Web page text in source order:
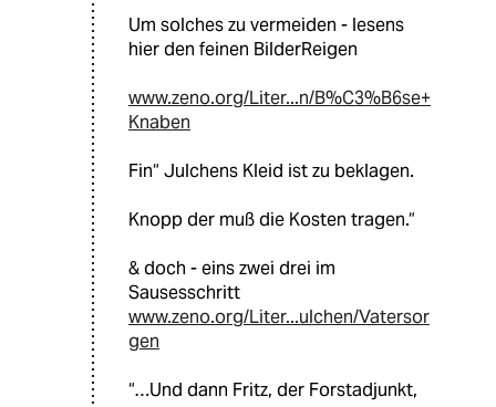
Um solches zu vermeiden - lesens
hier den feinen BilderReigen
www.zeno.org/Liter...n/B%C3%B6se+
Knaben
Fin“ Julchens Kleid ist zu beklagen.
Knopp der muß die Kosten tragen.“
& doch - eins zwei drei im
Sausesschritt
www.zeno.org/Liter...ulchen/Vatersor
gen
“…Und dann Fritz, der Forstadjunkt,